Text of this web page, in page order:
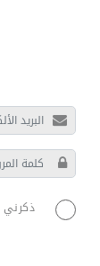
ذكرني